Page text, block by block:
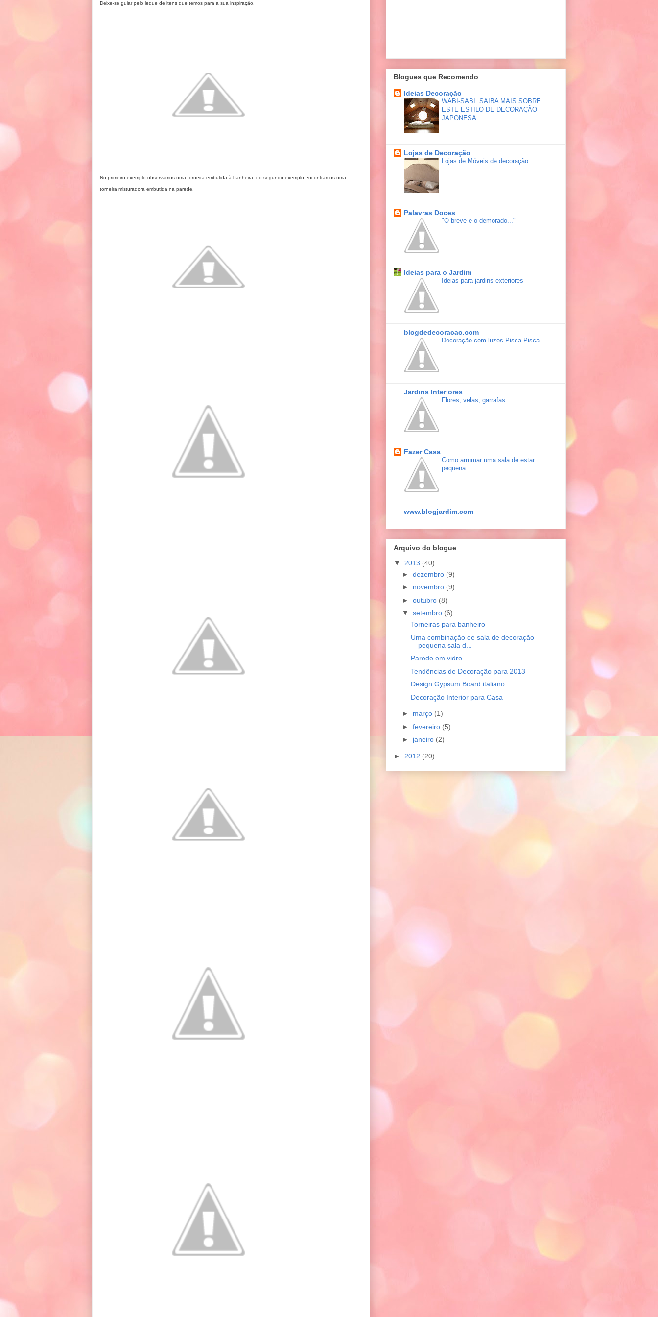
Deixe-se guiar pelo leque de itens que temos para a sua inspiração.
No primeiro exemplo observamos uma torneira embutida à banheira, no segundo exemplo encontramos uma
torneira misturadora embutida na parede.
Blogues que Recomendo
Ideias Decoração
WABI-SABI: SAIBA MAIS SOBRE
ESTE ESTILO DE DECORAÇÃO
JAPONESA
Lojas de Decoração
Lojas de Móveis de decoração
Palavras Doces
"O breve e o demorado..."
Ideias para o Jardim
Ideias para jardins exteriores
blogdedecoracao.com
Decoração com luzes Pisca-Pisca
Jardins Interiores
Flores, velas, garrafas ...
Fazer Casa
Como arrumar uma sala de estar
pequena
www.blogjardim.com
Arquivo do blogue
▼ 2013 (40)
► dezembro (9)
► novembro (9)
► outubro (8)
▼ setembro (6)
Torneiras para banheiro
Uma combinação de sala de decoração
pequena sala d...
Parede em vidro
Tendências de Decoração para 2013
Design Gypsum Board italiano
Decoração Interior para Casa
► março (1)
► fevereiro (5)
► janeiro (2)
► 2012 (20)